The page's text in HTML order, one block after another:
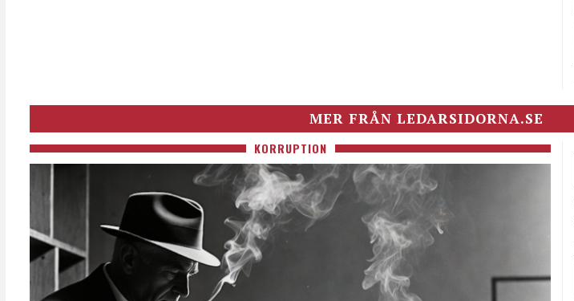
MER FRÅN LEDARSIDORNA.SE
KORRUPTION